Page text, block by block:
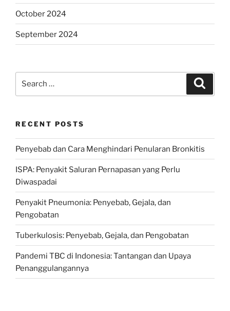
October 2024
September 2024
RECENT POSTS
Penyebab dan Cara Menghindari Penularan Bronkitis
ISPA: Penyakit Saluran Pernapasan yang Perlu
Diwaspadai
Penyakit Pneumonia: Penyebab, Gejala, dan
Pengobatan
Tuberkulosis: Penyebab, Gejala, dan Pengobatan
Pandemi TBC di Indonesia: Tantangan dan Upaya
Penanggulangannya